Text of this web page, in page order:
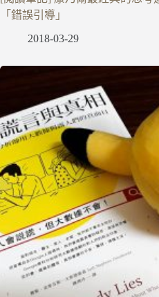
「錯誤引導」
2018-03-29